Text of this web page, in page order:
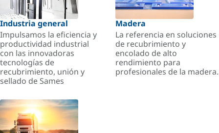
Industria general
Impulsamos la eficiencia y
productividad industrial
con las innovadoras
tecnologías de
recubrimiento, unión y
sellado de Sames
Madera
La referencia en soluciones
de recubrimiento y
encolado de alto
rendimiento para
profesionales de la madera.